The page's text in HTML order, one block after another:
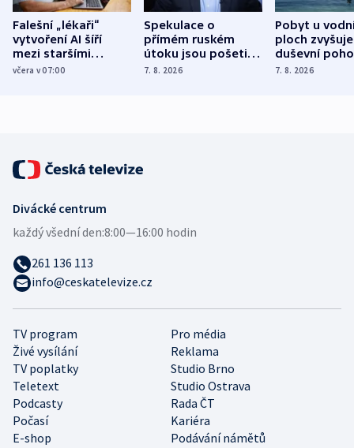
Falešní „lékaři“
vytvoření AI šíří
mezi staršími
Poláky nebezpečné
včera v 07:00
Spekulace o
přímém ruském
útoku jsou pošetilé,
míní estonský
7. 8. 2026
Pobyt u
ploch zvyšuje
duševní
ukázala
7. 8. 2026
TV program
Pro média
Živé vysílání
Reklama
TV poplatky
Studio Brno
Teletext
Studio Ostrava
Podcasty
Rada ČT
Počasí
Kariéra
E-shop
Podávání námětů
Divácké centrum
každý všední den:8:00—16:00 hodin
261 136 113
info@ceskatelevize.cz